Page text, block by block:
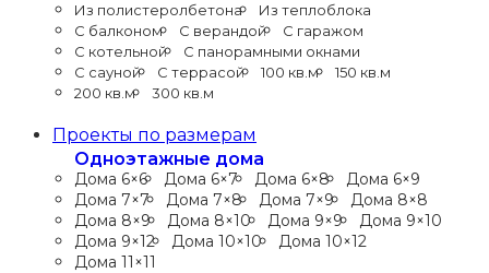
Из полистеролбетона
Из теплоблока
С балконом
С верандой
С гаражом
С котельной
С панорамными окнами
С сауной
С террасой 100 кв.м
150 кв.м
200 кв.м
300 кв.м
Проекты по размерам
Одноэтажные дома
Дома 6×6 Дома 6×7 Дома 6×8
Дома 6×9
Дома 7×7
Дома 7×8 Дома 7×9
Дома 8×8
Дома 8×9
Дома 8×10 Дома 9×9
Дома 9×10
Дома 9×12
Дома 10×10
Дома 10×12
Дома 11×11